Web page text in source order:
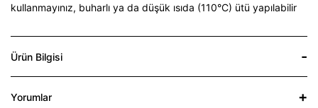
kullanmayınız, buharlı ya da düşük ısıda (110°C) ütü yapılabilir
Ürün Bilgisi
Yorumlar